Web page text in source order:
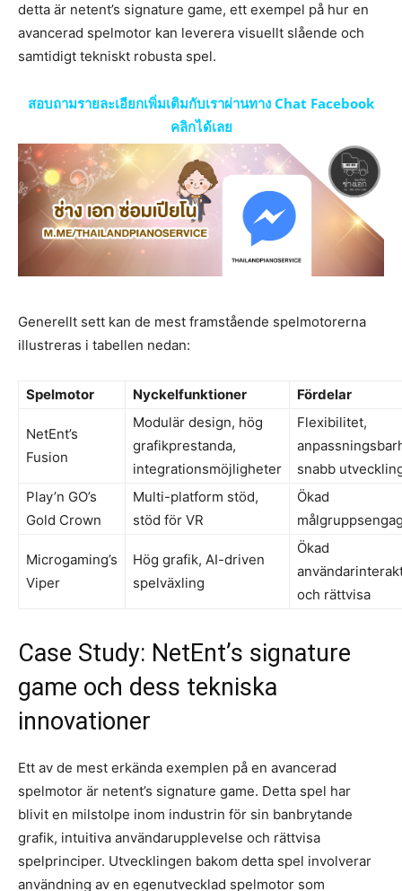
detta är netent’s signature game, ett exempel på hur en
avancerad spelmotor kan leverera visuellt slående och
samtidigt tekniskt robusta spel.
สอบถามรายละเอียกเพิ่มเติมกับเราผ่านทาง Chat Facebook
คลิกได้เลย
Generellt sett kan de mest framstående spelmotorerna
illustreras i tabellen nedan:
Spelmotor Nyckelfunktioner Fördelar
NetEnt’s
Fusion
Modulär design, hög
grafikprestanda,
integrationsmöjligheter
Flexibilitet,
snabb
Play’n GO’s
Gold Crown
Multi-platform stöd,
stöd för VR
Ökad
Microgaming’s
Viper
Hög grafik, AI-driven
spelväxling
Ökad
och rättvisa
Case Study: NetEnt’s signature
game och dess tekniska
innovationer
Ett av de mest erkända exemplen på en avancerad
spelmotor är netent’s signature game. Detta spel har
blivit en milstolpe inom industrin för sin banbrytande
grafik, intuitiva användarupplevelse och rättvisa
spelprinciper. Utvecklingen bakom detta spel involverar
användning av en egenutvecklad spelmotor som